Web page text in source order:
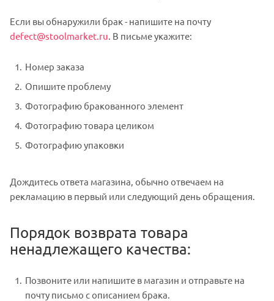
Если вы обнаружили брак - напишите на почту
defect@stoolmarket.ru. В письме укажите:
Номер заказа
Опишите проблему
Фотографию бракованного элемент
Фотографию товара целиком
Фотографию упаковки
Дождитесь ответа магазина, обычно отвечаем на
рекламацию в первый или следующий день обращения.
Порядок возврата товара
ненадлежащего качества:
Позвоните или напишите в магазин и отправьте на
почту письмо с описанием брака.